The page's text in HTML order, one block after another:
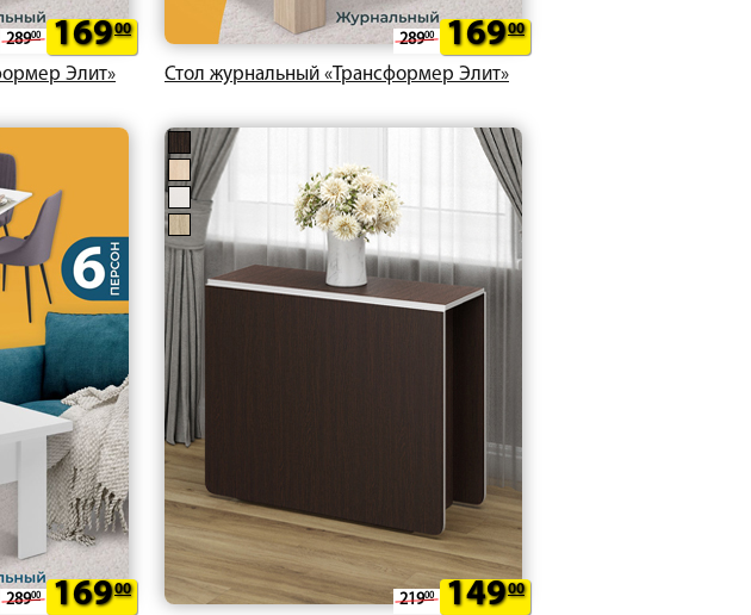
Элит»
28900 16900
Стол журнальный «Трансформер Элит»
28900 16900
28900 16900
21900 14900